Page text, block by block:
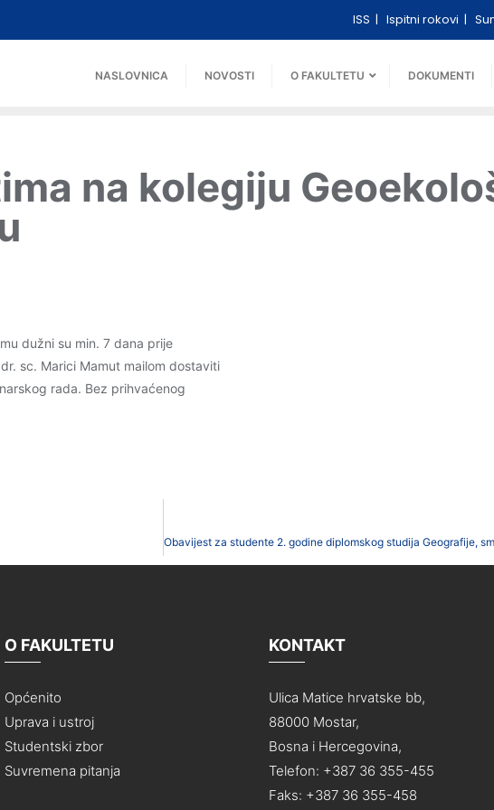
ISS Ispitni rokovi
NASLOVNICA NOVOSTI O FAKULTETU DOKUMENTI
na kolegiju
dužni su min. 7 dana prije
sc. Marici Mamut mailom dostaviti
rada. Bez prihvaćenog
O FAKULTETU
Općenito
Uprava i ustroj
Studentski zbor
Suvremena pitanja
KONTAKT
Ulica Matice hrvatske bb,
88000 Mostar,
Bosna i Hercegovina,
Telefon: +387 36 355-455
Faks: +387 36 355-458